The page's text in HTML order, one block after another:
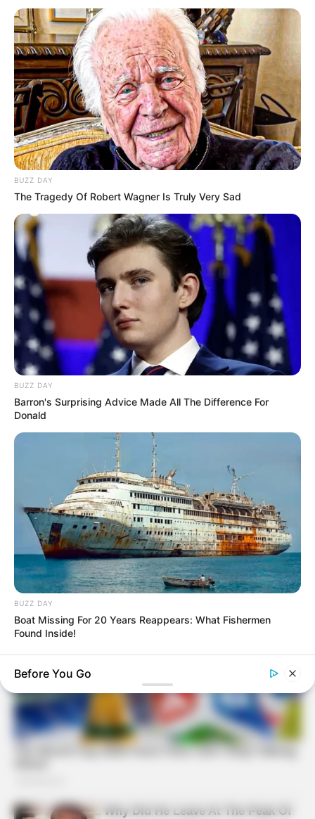
BUZZ DAY
The Tragedy Of Robert Wagner Is Truly Very Sad
BUZZ DAY
Barron's Surprising Advice Made All The Difference For
Donald
BUZZ DAY
Boat Missing For 20 Years Reappears: What Fishermen
Found Inside!
Man Teaches Lesson To Seat-Kicking Kid And Mom – Watch!
Before You Go